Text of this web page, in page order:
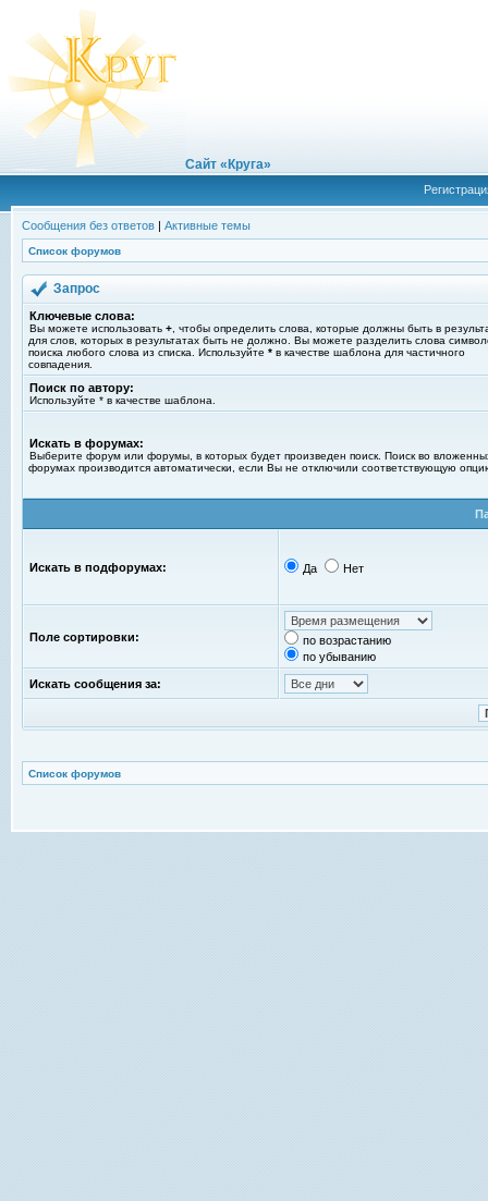
Сайт «Круга»
Сообщения без ответов | Активные темы
Список форумов
Запрос
Ключевые слова:
Вы можете использовать + , чтобы определить слова, которые должны быть в
для слов, которых в результатах быть не должно. Вы можете разделить слова
поиска любого слова из списка. Используйте * в качестве шаблона для частичного
совпадения.
Поиск по автору:
Используйте * в качестве шаблона.
Искать в форумах:
Выберите форум или форумы, в которых будет произведен поиск. Поиск во
форумах производится автоматически, если Вы не отключили соответствующую
Искать в подфорумах: Да Нет
Поле сортировки:
по возрастанию
по убыванию
Искать сообщения за:
Список форумов